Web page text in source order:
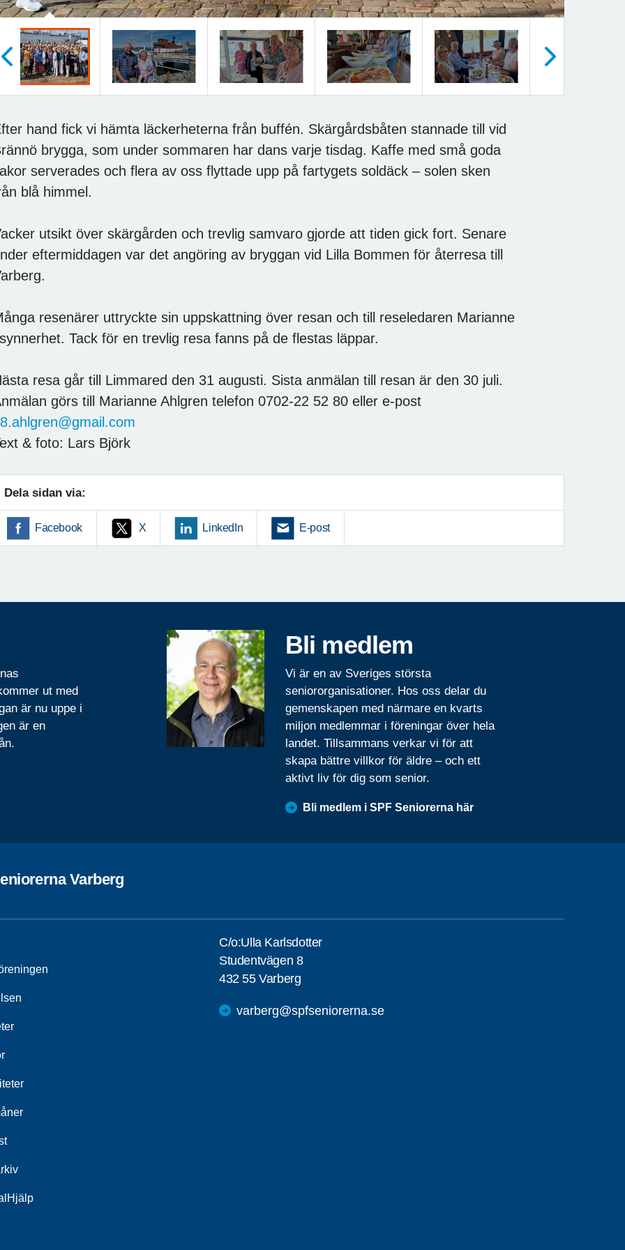
hand fick vi hämta läckerheterna från buffén. Skärgårdsbåten stannade till vid
brygga, som under sommaren har dans varje tisdag. Kaffe med små goda
serverades och flera av oss flyttade upp på fartygets soldäck – solen sken
blå himmel.
utsikt över skärgården och trevlig samvaro gjorde att tiden gick fort. Senare
eftermiddagen var det angöring av bryggan vid Lilla Bommen för återresa till
resenärer uttryckte sin uppskattning över resan och till reseledaren Marianne
Tack för en trevlig resa fanns på de flestas läppar.
resa går till Limmared den 31 augusti. Sista anmälan till resan är den 30 juli.
görs till Marianne Ahlgren telefon 0702-22 52 80 eller e-post
& foto: Lars Björk
Dela sidan via:
Facebook X LinkedIn E-post
ut med
är nu uppe i
är en
Bli medlem
Vi är en av Sveriges största
seniororganisationer. Hos oss delar du
gemenskapen med närmare en kvarts
miljon medlemmar i föreningar över hela
landet. Tillsammans verkar vi för att
skapa bättre villkor för äldre – och ett
aktivt liv för dig som senior.
Bli medlem i SPF Seniorerna här
Varberg
C/o:Ulla Karlsdotter
Studentvägen 8
432 55 Varberg
varberg@spfseniorerna.se